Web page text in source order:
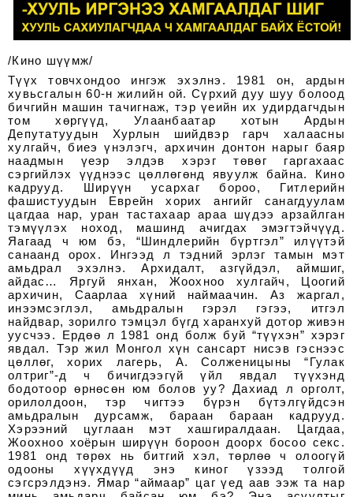
/Кино шүүмж/
Түүх товчхондоо ингэж эхэлнэ. 1981 он, ардын
хувьсгалын 60-н жилийн ой. Сүрхий дуу шуу болоод
бичгийн машин тачигнаж, тэр үеийн их удирдагчдын
том хөргүүд, Улаанбаатар хотын Ардын
Депутатуудын Хурлын шийдвэр гарч халаасны
хулгайч, биеэ үнэлэгч, архичин донтон нарыг баяр
наадмын үеэр элдэв хэрэг төвөг гаргахаас
сэргийлэх үүднээс цөллөгөнд явуулж байна. Кино
кадрууд. Ширүүн усархаг бороо, Гитлерийн
фашистуудын Еврейн хорих ангийг санагдуулам
цагдаа нар, уран тастахаар араа шүдээ арзайлган
тэмүүлэх ноход, машинд ачигдах эмэгтэйчүүд.
Яагаад ч юм бэ, “Шиндлерийн бүртгэл” илүүтэй
санаанд орох. Ингээд л тэдний эрлэг тамын мэт
амьдрал эхэлнэ. Архидалт, азгүйдэл, аймшиг,
айдас… Яргуй янхан, Жоохноо хулгайч, Цоогий
архичин, Саарлаа хүний наймаачин. Аз жаргал,
инээмсэглэл, амьдралын гэрэл гэгээ, итгэл
найдвар, зорилго тэмцэл бүгд харанхуй дотор живэн
уусчээ. Ердөө л 1981 онд болж буй “түүхэн” хэрэг
явдал. Тэр жил Монгол хүн сансарт нисэв гэснээс
цөллөг, хорих лагерь, А. Солженицыны “Гулак
олтриг”-д ч бичигдээгүй үйл явдал түүхэнд
бодотоор өрнөсөн юм болов уу? Дахиад л орголт,
орилолдоон, тэр чигтээ бүрэн бүтэлгүйдсэн
амьдралын дурсамж, бараан бараан кадрууд.
Хэрээний цуглаан мэт хашгиралдаан. Цагдаа,
Жоохноо хоёрын ширүүн бороон доорх босоо секс.
1981 онд төрөх нь битгий хэл, төрлөө ч олоогүй
одооны хүүхдүүд энэ киног үзээд толгой
сэгсрэлдэнэ. Ямар “аймаар” цаг үед аав ээж та нар